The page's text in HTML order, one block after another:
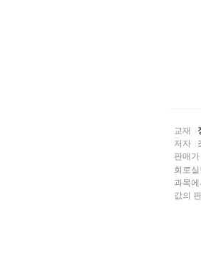
교재
저자
판매가
회로실험은 정보통신분야를 공부하는 학생들이 최초로
과목에
값의